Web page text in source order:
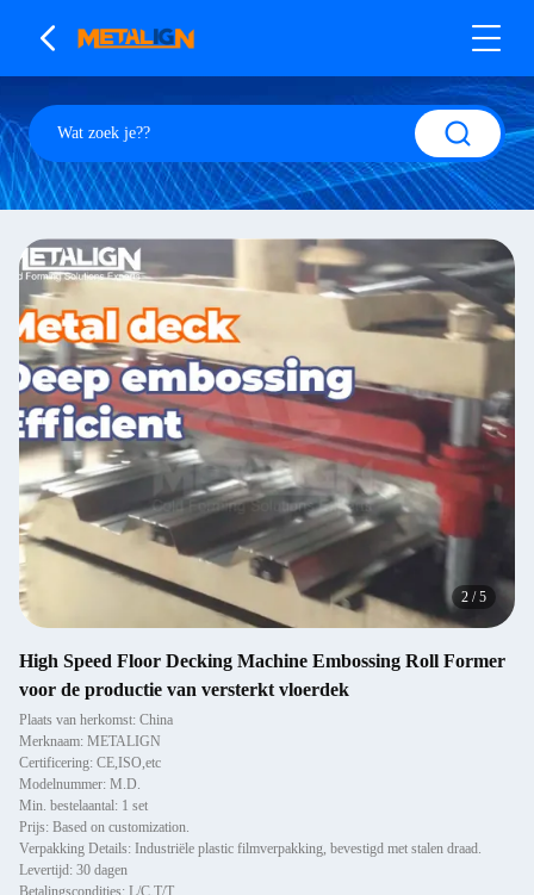
2 /5
High Speed Floor Decking Machine Embossing Roll Former
voor de productie van versterkt vloerdek
Plaats van herkomst: China
Merknaam: METALIGN
Certificering: CE,ISO,etc
Modelnummer: M.D.
Min. bestelaantal: 1 set
Prijs: Based on customization.
Verpakking Details: Industriële plastic filmverpakking, bevestigd met stalen draad.
Levertijd: 30 dagen
Betalingscondities: L/C,T/T